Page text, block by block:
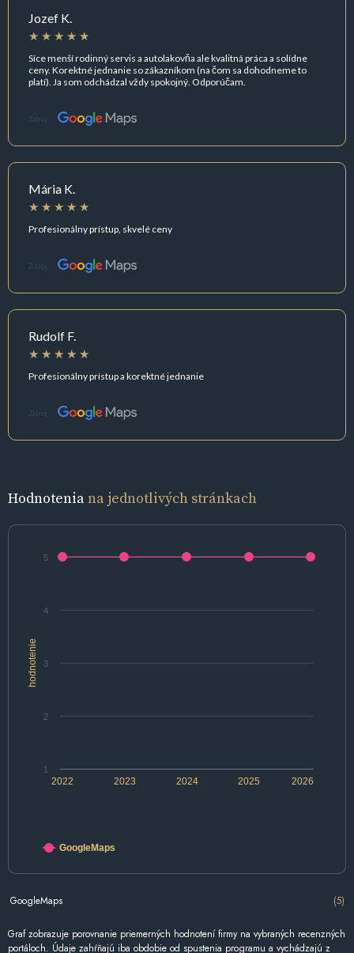
Jozef K.
Síce menší rodinný servis a autolakovňa ale kvalitná práca a solídne
ceny. Korektné jednanie so zákazníkom (na čom sa dohodneme to
platí). Ja som odchádzal vždy spokojný. Odporúčam.
Zdroj:
Mária K.
Profesionálny prístup, skvelé ceny
Zdroj:
Rudolf F.
Profesionálny prístup a korektné jednanie
Zdroj:
Hodnoteniana jednotlivých stránkach
hodnotenie
2022 2024 2026
2023 2025
1
2
3
4
5
GoogleMaps
GoogleMaps (5)
Graf zobrazuje porovnanie priemerných hodnotení firmy na vybraných recenzných
portáloch. Údaje zahŕňajú iba obdobie od spustenia programu a vychádzajú z